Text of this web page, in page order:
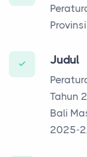
Provinsi
Judul
Tahun
Bali
2025-